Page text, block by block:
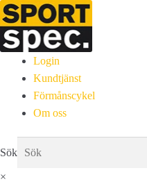
Login
Kundtjänst
Förmånscykel
Om oss
Sök
×